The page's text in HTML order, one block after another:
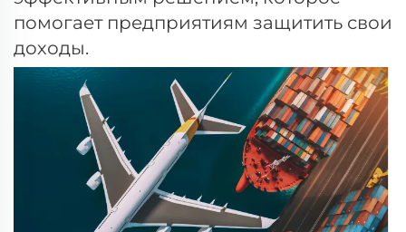
помогает предприятиям защитить свои
доходы.